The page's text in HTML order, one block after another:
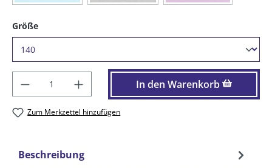
Größeauswählen
Produkt Anzahl: Gib den gewünschten
In den Warenkorb
Zum Merkzettel hinzufügen
Beschreibung